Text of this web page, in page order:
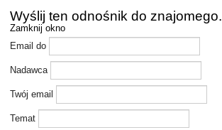
Wyślij ten odnośnik do znajomego.
Zamknij okno
Email do
Nadawca
Twój email
Temat